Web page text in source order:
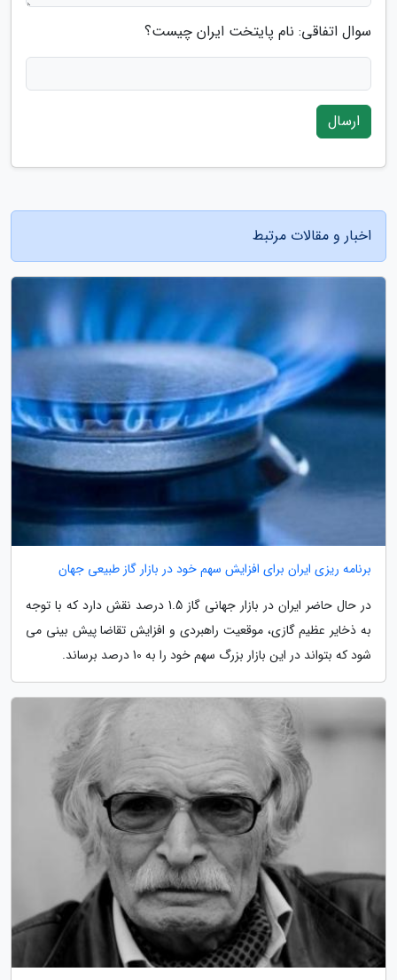
سوال اتفاقی: نام پایتخت ایران چیست؟
ارسال
اخبار و مقالات مرتبط
برنامه ریزی ایران برای افزایش سهم خود در بازار گاز طبیعی جهان
در حال حاضر ایران در بازار جهانی گاز 1.5 درصد نقش دارد که با توجه
به ذخایر عظیم گازی، موقعیت راهبردی و افزایش تقاضا پیش بینی می
شود که بتواند در این بازار بزرگ سهم خود را به 10 درصد برساند.